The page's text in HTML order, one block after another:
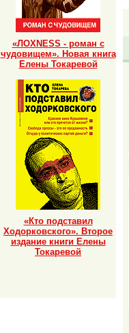
«ЛОХNESS - роман с
чудовищем». Новая книга
Елены Токаревой
«Кто подставил
Ходорковского». Второе
издание книги Елены
Токаревой